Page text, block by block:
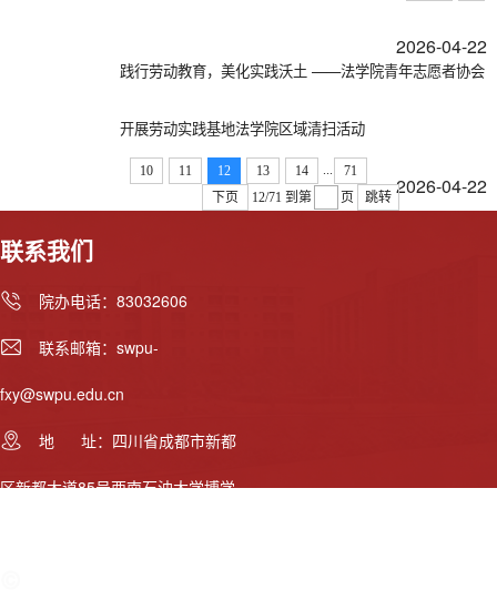
2026-04-22
践行劳动教育，美化实践沃土 ——法学院青年志愿者协会
开展劳动实践基地法学院区域清扫活动
2026-04-22
10 11 12 13 14
71
下页
12/71 到第 页 跳转
联系我们
院办电话：83032606
联系邮箱：swpu-
fxy@swpu.edu.cn
地 址：四川省成都市新都
区新都大道85号西南石油大学博学